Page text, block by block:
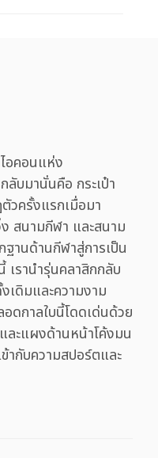
อคอนแห่ง
บมานั่นคือ กระเป๋า
วครั้งแรกเมื่อมา
สนามกีฬา และสนาม
านด้านกีฬาสู่การเป็น
รานำรุ่นคลาสิกกลับ
เดิมและความงาม
อดกาลใบนี้โดดเด่นด้วย
ะแผงด้านหน้าโค้งมน
ากับความสปอร์ตและ